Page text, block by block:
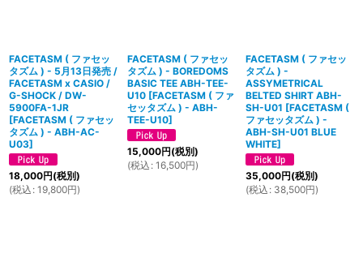
FACETASM ( ファセッ
タズム ) - 5月13日発売 /
FACETASM x CASIO /
G-SHOCK / DW-
5900FA-1JR
[FACETASM ( ファセッ
タズム ) - ABH-AC-
U03]
18,000円(税別)
(税込 : 19,800円)
FACETASM ( ファセッ
タズム ) - BOREDOMS
BASIC TEE ABH-TEE-
U10 [FACETASM ( ファ
セッタズム ) - ABH-
TEE-U10]
15,000円(税別)
(税込 : 16,500円)
FACETASM ( ファセッ
タズム ) -
ASSYMETRICAL
BELTED SHIRT ABH-
SH-U01 [FACETASM (
ファセッタズム ) -
ABH-SH-U01 BLUE
WHITE]
35,000円(税別)
(税込 : 38,500円)